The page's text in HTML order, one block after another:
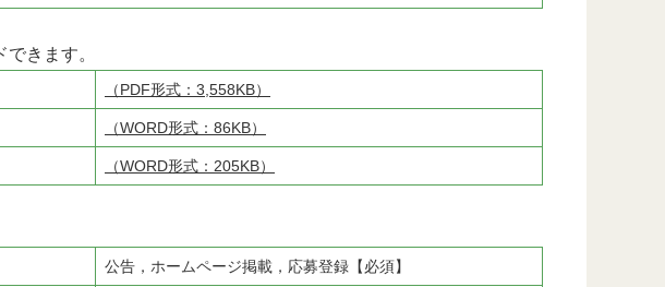
きます。
（PDF形式：3,558KB）
（WORD形式：86KB）
（WORD形式：205KB）
公告，ホームページ掲載，応募登録【必須】